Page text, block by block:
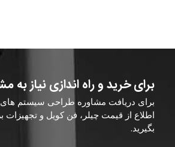
برای خرید و راه اندازی نیاز به
برای دریافت مشاوره طراحی سیستم های
اطلاع از قیمت چیلر، فن کویل و تجهیزات
بگیرید.